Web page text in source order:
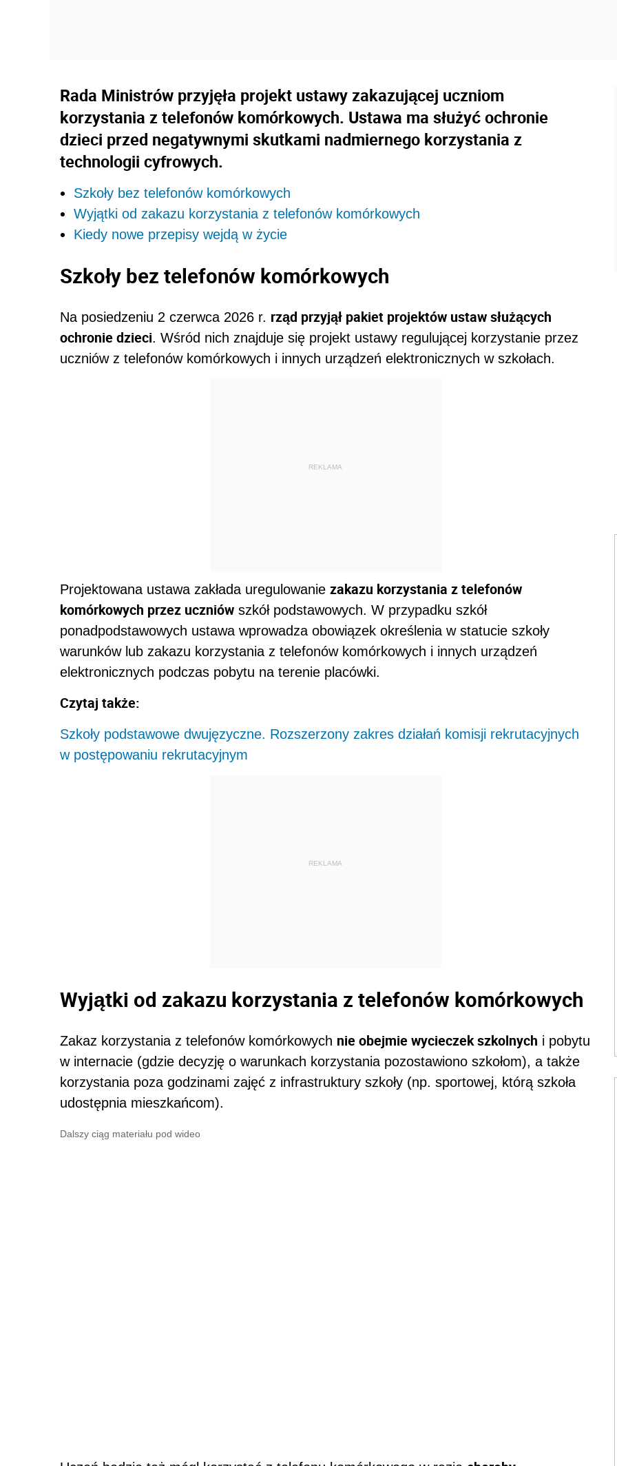
Rada Ministrów przyjęła projekt ustawy zakazującej uczniom
korzystania z telefonów komórkowych. Ustawa ma służyć ochronie
dzieci przed negatywnymi skutkami nadmiernego korzystania z
technologii cyfrowych.
Szkoły bez telefonów komórkowych
Wyjątki od zakazu korzystania z telefonów komórkowych
Kiedy nowe przepisy wejdą w życie
Szkoły bez telefonów komórkowych
Na posiedzeniu 2 czerwca 2026 r. rząd przyjął pakiet projektów ustaw służących
ochronie dzieci. Wśród nich znajduje się projekt ustawy regulującej korzystanie przez
uczniów z telefonów komórkowych i innych urządzeń elektronicznych w szkołach.
REKLAMA
Projektowana ustawa zakłada uregulowanie zakazu korzystania z telefonów
komórkowych przez uczniów szkół podstawowych. W przypadku szkół
ponadpodstawowych ustawa wprowadza obowiązek określenia w statucie szkoły
warunków lub zakazu korzystania z telefonów komórkowych i innych urządzeń
elektronicznych podczas pobytu na terenie placówki.
Czytaj także:
Szkoły podstawowe dwujęzyczne. Rozszerzony zakres działań komisji rekrutacyjnych
w postępowaniu rekrutacyjnym
REKLAMA
Wyjątki od zakazu korzystania z telefonów komórkowych
Zakaz korzystania z telefonów komórkowych nie obejmie wycieczek szkolnych i pobytu
w internacie (gdzie decyzję o warunkach korzystania pozostawiono szkołom), a także
korzystania poza godzinami zajęć z infrastruktury szkoły (np. sportowej, którą szkoła
udostępnia mieszkańcom).
Dalszy ciąg materiału pod wideo